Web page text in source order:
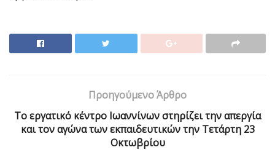
Προηγούμενο Άρθρο
Το εργατικό κέντρο Ιωαννίνων στηρίζει την απεργία
και τον αγώνα των εκπαιδευτικών την Τετάρτη 23
Οκτωβρίου